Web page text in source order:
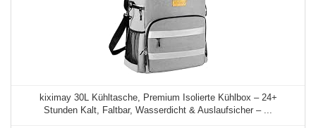
kiximay 30L Kühltasche, Premium Isolierte Kühlbox – 24+
Stunden Kalt, Faltbar, Wasserdicht & Auslaufsicher – ...